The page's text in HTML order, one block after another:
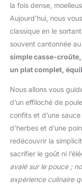
la fois dense,
Aujourd’hui, nous
classique en le
souvent cantonnée
simple casse-
un plat complet,
Nous allons vous
d’un effiloché de
confits et d’une
d’herbes et d’une
redécouvrir la
sacrifier le goût ni
avalé sur le pouce ;
expérience culinaire